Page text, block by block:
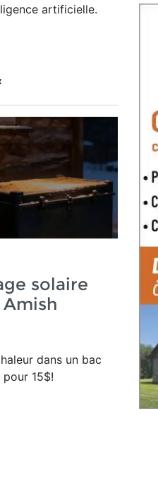
artificielle.
solaire
dans un bac
15$!